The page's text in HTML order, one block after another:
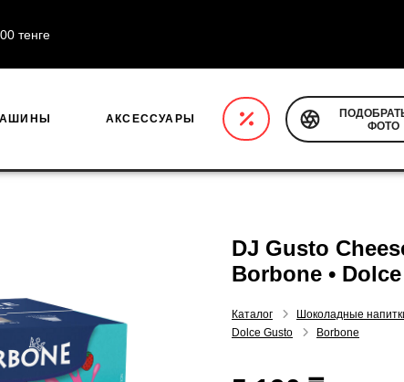
тенге
АКСЕССУАРЫ
ФОТО
DJ Gusto
Borbone •
Каталог Шоколадные